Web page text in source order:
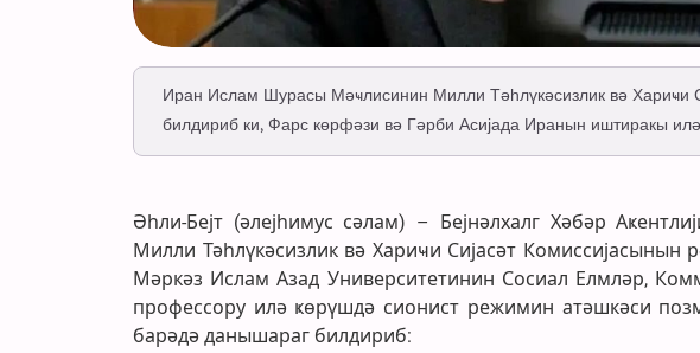
Иран Ислам Шурасы Мәҹлисинин Милли Тәһлүкәсизлик вә Хариҹи
билдириб ки, Фарс көрфәзи вә Гәрби Асијада Иранын иштиракы
Әһли-Бејт (әлејһимус сәлам) – Бејнәлхалг Хәбәр
Милли Тәһлүкәсизлик вә Хариҹи Сијасәт Комиссијасынын
Мәркәз Ислам Азад Университетинин Сосиал Елмләр,
профессору илә ҝөрүшдә сионист режимин атәшкәси
барәдә данышараг билдириб: